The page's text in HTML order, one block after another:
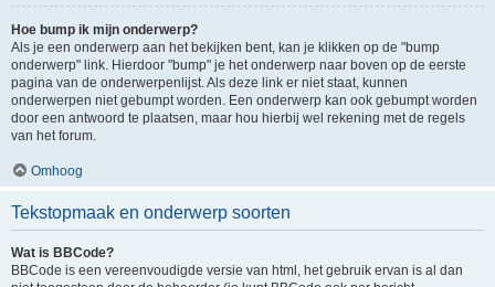
Hoe bump ik mijn onderwerp?
Als je een onderwerp aan het bekijken bent, kan je klikken op de "bump
onderwerp" link. Hierdoor "bump" je het onderwerp naar boven op de eerste
pagina van de onderwerpenlijst. Als deze link er niet staat, kunnen
onderwerpen niet gebumpt worden. Een onderwerp kan ook gebumpt worden
door een antwoord te plaatsen, maar hou hierbij wel rekening met de regels
van het forum.
Omhoog
Tekstopmaak en onderwerp soorten
Wat is BBCode?
BBCode is een vereenvoudigde versie van html, het gebruik ervan is al dan